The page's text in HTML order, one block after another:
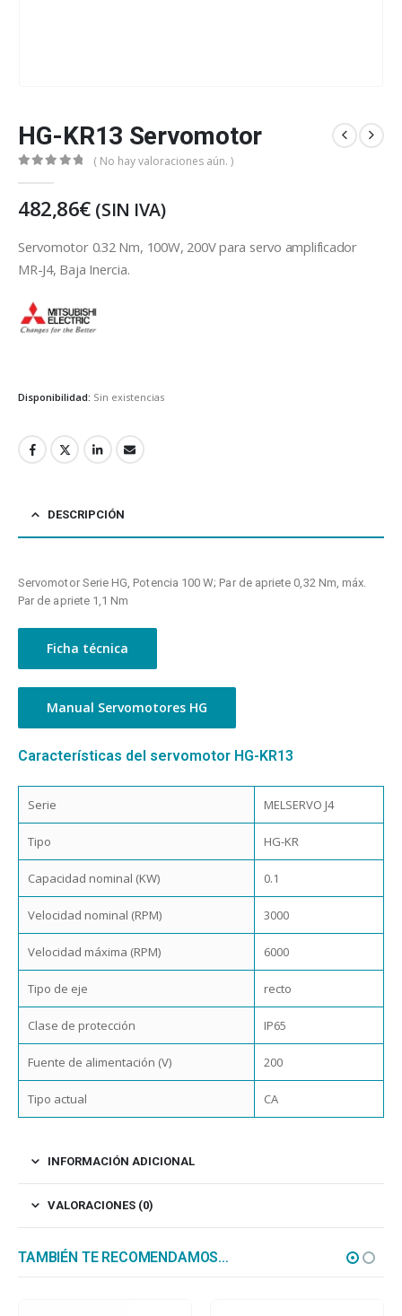
HG-KR13 Servomotor
( No hay valoraciones aún. )
482,86€ (SIN IVA)
Servomotor 0.32 Nm, 100W, 200V para servo amplificador
MR-J4, Baja Inercia.
Disponibilidad: Sin existencias
DESCRIPCIÓN
Servomotor Serie HG, Potencia 100 W; Par de apriete 0,32 Nm, máx.
Par de apriete 1,1 Nm
Ficha técnica
Manual Servomotores HG
Características del servomotor HG-KR13
Serie MELSERVO J4
Tipo HG-KR
Capacidad nominal (KW) 0.1
Velocidad nominal (RPM) 3000
Velocidad máxima (RPM) 6000
Tipo de eje recto
Clase de protección IP65
Fuente de alimentación (V) 200
Tipo actual CA
INFORMACIÓN ADICIONAL
VALORACIONES (0)
TAMBIÉN TE RECOMENDAMOS…